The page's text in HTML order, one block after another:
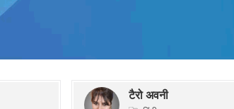
टैरो अवनी